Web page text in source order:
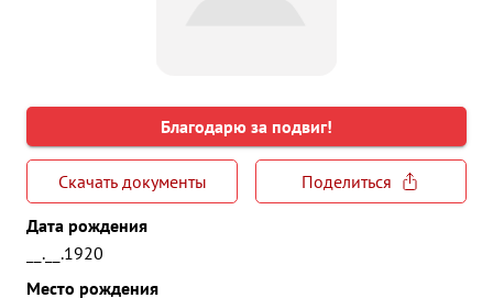
Благодарю за подвиг!
Скачать документы
Поделиться
Дата рождения
__.__.1920
Место рождения